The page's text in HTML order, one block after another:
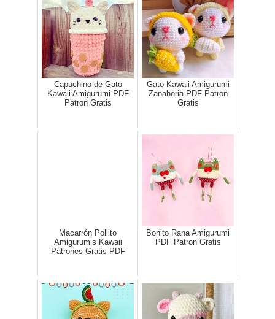
Capuchino de Gato
Kawaii Amigurumi PDF
Patron Gratis
Gato Kawaii Amigurumi
Zanahoria PDF Patron
Gratis
Macarrón Pollito
Amigurumis Kawaii
Patrones Gratis PDF
Bonito Rana Amigurumi
PDF Patron Gratis